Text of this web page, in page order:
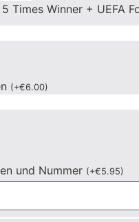
Times Winner + UEFA
(+€6.00)
und Nummer (+€5.95)